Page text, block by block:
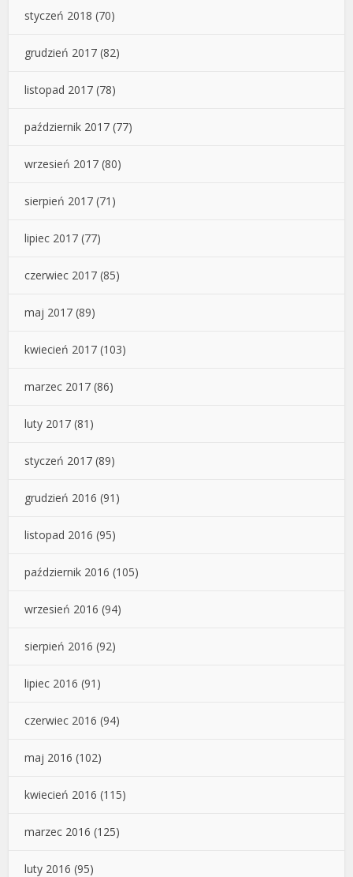
styczeń 2018 (70)
grudzień 2017 (82)
listopad 2017 (78)
październik 2017 (77)
wrzesień 2017 (80)
sierpień 2017 (71)
lipiec 2017 (77)
czerwiec 2017 (85)
maj 2017 (89)
kwiecień 2017 (103)
marzec 2017 (86)
luty 2017 (81)
styczeń 2017 (89)
grudzień 2016 (91)
listopad 2016 (95)
październik 2016 (105)
wrzesień 2016 (94)
sierpień 2016 (92)
lipiec 2016 (91)
czerwiec 2016 (94)
maj 2016 (102)
kwiecień 2016 (115)
marzec 2016 (125)
luty 2016 (95)